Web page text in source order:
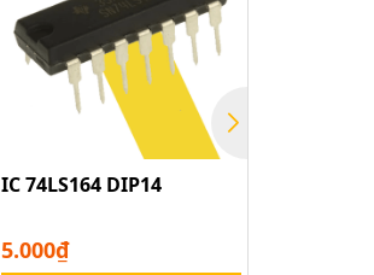
IC 74LS164 DIP14
5.000₫